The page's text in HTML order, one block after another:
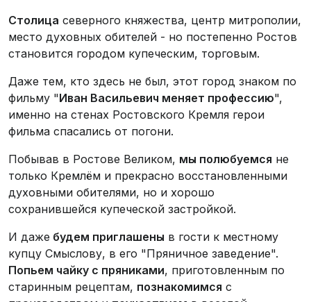
Столица северного княжества, центр митрополии,
место духовных обителей - но постепенно Ростов
становится городом купеческим, торговым.
Даже тем, кто здесь не был, этот город знаком по
фильму "Иван Васильевич меняет профессию",
именно на стенах Ростовского Кремля герои
фильма спасались от погони.
Побывав в Ростове Великом, мы полюбуемся не
только Кремлём и прекрасно восстановленными
духовными обителями, но и хорошо
сохранившейся купеческой застройкой.
И даже будем приглашены в гости к местному
купцу Смыслову, в его "Пряничное заведение".
Попьем чайку с пряниками, приготовленным по
старинным рецептам, познакомимся с